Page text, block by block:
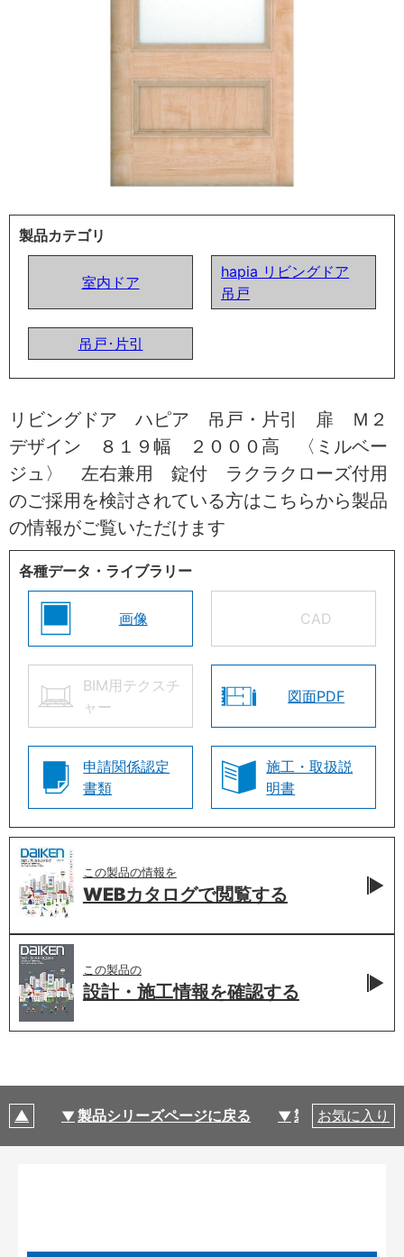
製品カテゴリ
室内ドア
hapia リビングドア
吊戸
吊戸･片引
リビングドア ハピア 吊戸・片引 扉 Ｍ２
デザイン ８１９幅 ２０００高 〈ミルベー
ジュ〉 左右兼用 錠付 ラクラクローズ付用
のご採用を検討されている方はこちらから製品
の情報がご覧いただけます
各種データ・ライブラリー
画像 CAD
BIM用テクスチ
ャー
図面PDF
申請関係認定
書類
施工・取扱説
明書
この製品の情報を
WEBカタログで閲覧する
この製品の
設計・施工情報を確認する
製品シリーズページに戻る 製品仕様
お気に入り